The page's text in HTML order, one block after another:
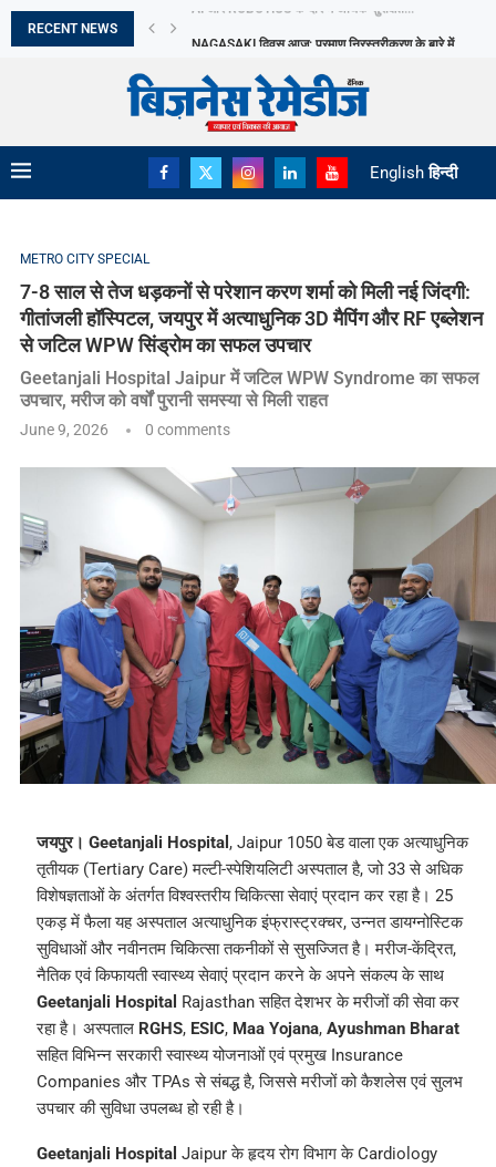
RECENT NEWS
English हिन्दी
एब्लेशन से जटिल WPW सिंड्रोम का सफल उपचार
METRO CITY SPECIAL
7-8 साल से तेज धड़कनों से परेशान करण शर्मा को मिली नई जिंदगी:
गीतांजली हॉस्पिटल, जयपुर में अत्याधुनिक 3D मैपिंग और RF एब्लेशन
से जटिल WPW सिंड्रोम का सफल उपचार
Geetanjali Hospital Jaipur में जटिल WPW Syndrome का सफल
उपचार, मरीज को वर्षों पुरानी समस्या से मिली राहत
June 9, 2026 0 comments
जयपुर। Geetanjali Hospital , Jaipur 1050 बेड वाला एक अत्याधुनिक
तृतीयक (Tertiary Care) मल्टी-स्पेशियलिटी अस्पताल है, जो 33 से अधिक
विशेषज्ञताओं के अंतर्गत विश्वस्तरीय चिकित्सा सेवाएं प्रदान कर रहा है। 25
एकड़ में फैला यह अस्पताल अत्याधुनिक इंफ्रास्ट्रक्चर, उन्नत डायग्नोस्टिक
सुविधाओं और नवीनतम चिकित्सा तकनीकों से सुसज्जित है। मरीज-केंद्रित,
नैतिक एवं किफायती स्वास्थ्य सेवाएं प्रदान करने के अपने संकल्प के साथ
Geetanjali Hospital Rajasthan सहित देशभर के मरीजों की सेवा कर
रहा है। अस्पताल RGHS, ESIC, Maa Yojana, Ayushman Bharat
सहित विभिन्न सरकारी स्वास्थ्य योजनाओं एवं प्रमुख Insurance
Companies और TPAs से संबद्ध है, जिससे मरीजों को कैशलेस एवं सुलभ
उपचार की सुविधा उपलब्ध हो रही है।
Geetanjali Hospital Jaipur के हृदय रोग विभाग के Cardiology